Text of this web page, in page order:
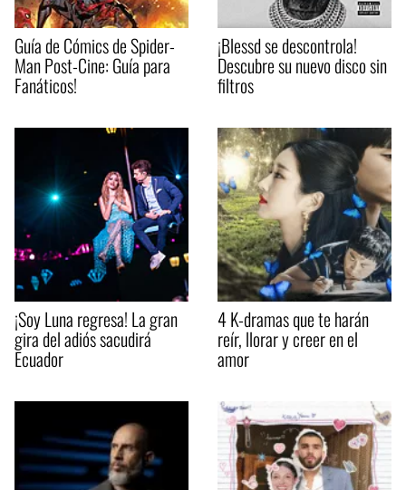
Guía de Cómics de Spider-
Man Post-Cine: Guía para
Fanáticos!
¡Blessd se descontrola!
Descubre su nuevo disco sin
filtros
¡Soy Luna regresa! La gran
gira del adiós sacudirá
Ecuador
4 K-dramas que te harán
reír, llorar y creer en el
amor